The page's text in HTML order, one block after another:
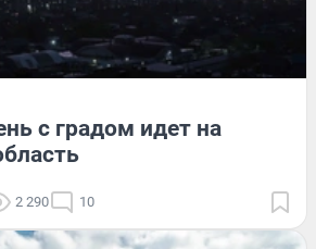
с градом идет на
2 290 10